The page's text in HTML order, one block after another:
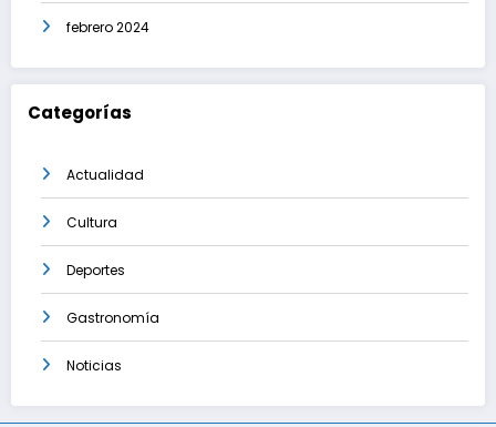
febrero 2024
Categorías
Actualidad
Cultura
Deportes
Gastronomía
Noticias